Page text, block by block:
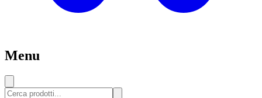
Menu